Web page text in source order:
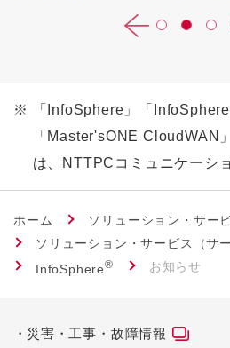
※
「InfoSphere」「InfoSphere
「Master'sONE CloudWAN
は、NTTPCコミュニケーシ
ホーム
ソリューション・サー
ソリューション・サービス（サ
InfoSphere® お知らせ
災害・工事・故障情報